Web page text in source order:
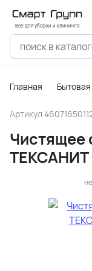
Все для уборки и клининга
Главная
Артикул
Чистящее
ТЕКСАНИТ